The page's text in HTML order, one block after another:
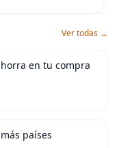
Ver todas →
en tu compra
países